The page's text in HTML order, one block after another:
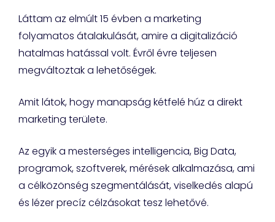
Láttam az elmúlt 15 évben a marketing
folyamatos átalakulását, amire a digitalizáció
hatalmas hatással volt. Évről évre teljesen
megváltoztak a lehetőségek.
Amit látok, hogy manapság kétfelé húz a direkt
marketing területe.
Az egyik a mesterséges intelligencia, Big Data,
programok, szoftverek, mérések alkalmazása, ami
a célközönség szegmentálását, viselkedés alapú
és lézer precíz célzásokat tesz lehetővé.